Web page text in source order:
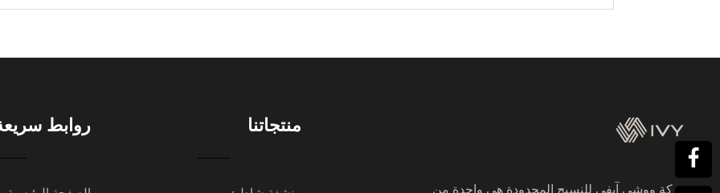
شركة ووشي آيفي للنسيج المحدودة هي واحدة من
منتجاتنا روابط